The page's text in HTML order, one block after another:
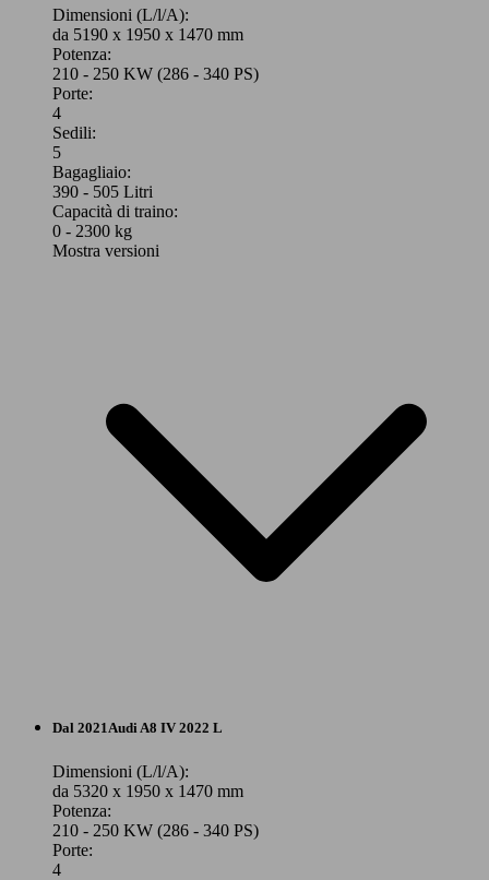
Dimensioni (L/l/A):
da 5190 x 1950 x 1470 mm
Potenza:
210 - 250 KW (286 - 340 PS)
Porte:
4
Sedili:
5
Bagagliaio:
390 - 505 Litri
Capacità di traino:
0 - 2300 kg
Mostra versioni
Berlina
Elettrica/Diesel
Model Version
Dal 2021AudiA8 IV 2022 L
Dimensioni (L/l/A):
da 5320 x 1950 x 1470 mm
Potenza:
210 - 250 KW (286 - 340 PS)
Porte:
4